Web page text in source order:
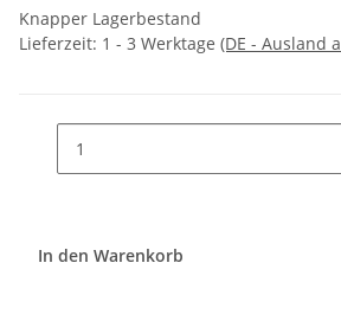
Knapper Lagerbestand
Lieferzeit: 1 - 3 Werktage (DE - Ausland
In den Warenkorb